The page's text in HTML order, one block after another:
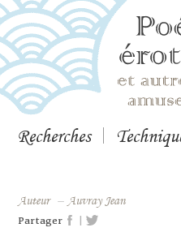
Recherches
Auteur – Auvray Jean
Partager |